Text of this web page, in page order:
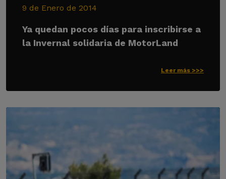
9 de Enero de 2014
Ya quedan pocos días para inscribirse a
la Invernal solidaria de MotorLand
Leer más >>>